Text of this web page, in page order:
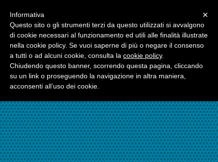
☎324.7403485
×
Informativa
Questo sito o gli strumenti terzi da questo utilizzati si avvalgono
di cookie necessari al funzionamento ed utili alle finalità illustrate
nella cookie policy. Se vuoi saperne di più o negare il consenso
a tutti o ad alcuni cookie, consulta la cookie policy.
Chiudendo questo banner, scorrendo questa pagina, cliccando
su un link o proseguendo la navigazione in altra maniera,
acconsenti all’uso dei cookie.